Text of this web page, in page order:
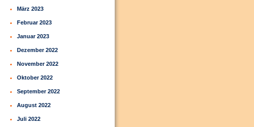
März 2023
Februar 2023
Januar 2023
Dezember 2022
November 2022
Oktober 2022
September 2022
August 2022
Juli 2022